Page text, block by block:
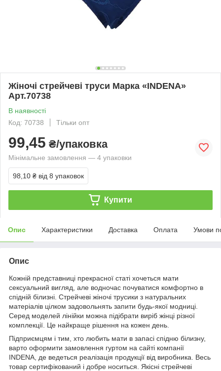
Жіночі стрейчеві труси Марка «INDENA»
Арт.70738
В наявності
Код: 70738
Тільки опт
99,45 ₴/упаковка
Мінімальне замовлення — 4 упаковки
98,10 ₴ від 8 упаковок
Купити
Опис Характеристики Доставка Оплата Умови
Опис
Кожній представниці прекрасної статі хочеться мати
сексуальний вигляд, але водночас почуватися комфортно в
спідній білизні. Стрейчеві жіночі трусики з натуральних
матеріалів цілком задовольнять запити будь-якої модниці.
Серед моделей лінійки можна підібрати виріб жінці різної
комплекції. Це найкраще рішення на кожен день.
Підприємцям і тим, хто любить мати в запасі спідню білизну,
варто оформити замовлення гуртом на сайті компанії
INDENA, де ведеться реалізація продукції від виробника. Весь
товар сертифікований і добре носиться. Якісні стрейчеві